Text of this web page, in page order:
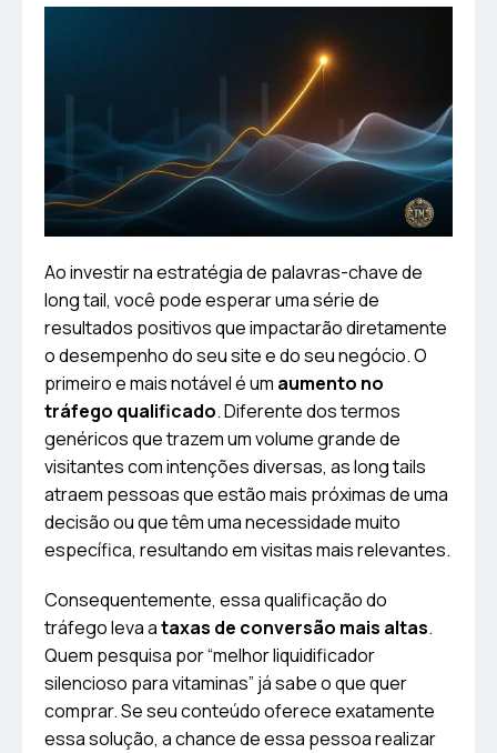
Ao investir na estratégia de palavras-chave de
long tail, você pode esperar uma série de
resultados positivos que impactarão diretamente
o desempenho do seu site e do seu negócio. O
primeiro e mais notável é um aumento no
tráfego qualificado. Diferente dos termos
genéricos que trazem um volume grande de
visitantes com intenções diversas, as long tails
atraem pessoas que estão mais próximas de uma
decisão ou que têm uma necessidade muito
específica, resultando em visitas mais relevantes.
Consequentemente, essa qualificação do
tráfego leva ataxas de conversão mais altas.
Quem pesquisa por “melhor liquidificador
silencioso para vitaminas” já sabe o que quer
comprar. Se seu conteúdo oferece exatamente
essa solução, a chance de essa pessoa realizar